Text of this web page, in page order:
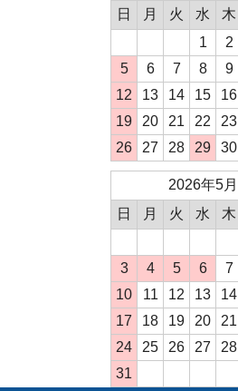
日
月 火 水 木
1
2
5
6 7 8 9
12
13 14 15 16
19
20 21 22 23
26
27 28 29 30
2026年5月
日
月 火 水 木
3
4 5 6 7
10
11 12 13 14
17
18 19 20 21
24
25 26 27 28
31